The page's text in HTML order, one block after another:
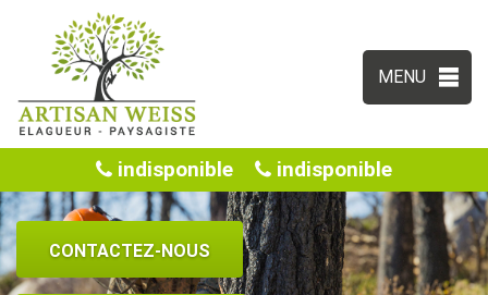
MENU
indisponible indisponible
CONTACTEZ-NOUS